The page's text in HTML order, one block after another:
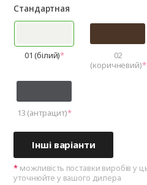
Стандартная
01 (білий)
02
(коричневий)
13 (антрацит)
Інші варіанти
можливість поставки виробів у
уточнюйте у вашого дилера